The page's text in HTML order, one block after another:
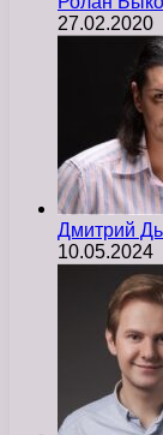
27.02.2020
Дмитрий
10.05.2024